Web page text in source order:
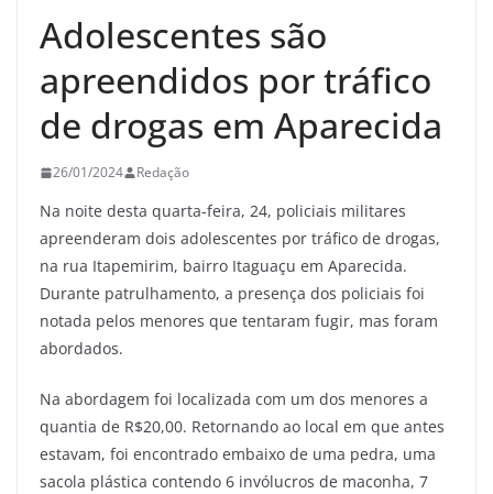
Adolescentes são
apreendidos por tráfico
de drogas em Aparecida
26/01/2024 Redação
Na noite desta quarta-feira, 24, policiais militares
apreenderam dois adolescentes por tráfico de drogas,
na rua Itapemirim, bairro Itaguaçu em Aparecida.
Durante patrulhamento, a presença dos policiais foi
notada pelos menores que tentaram fugir, mas foram
abordados.
Na abordagem foi localizada com um dos menores a
quantia de R$20,00. Retornando ao local em que antes
estavam, foi encontrado embaixo de uma pedra, uma
sacola plástica contendo 6 invólucros de maconha, 7